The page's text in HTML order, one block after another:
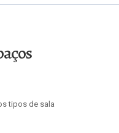
tipos de sala